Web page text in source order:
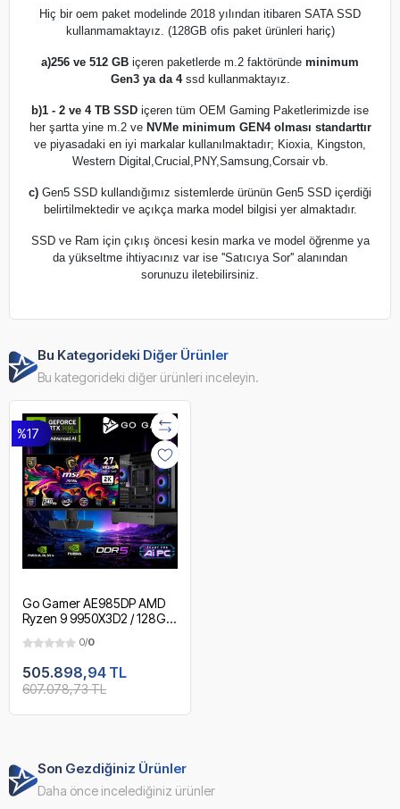
Hiç bir oem paket modelinde 2018 yılından itibaren SATA SSD
kullanmamaktayız. (128GB ofis paket ürünleri hariç)
a)256 ve 512 GB içeren paketlerde m.2 faktöründe minimum
Gen3 ya da 4ssd kullanmaktayız.
b)1 - 2 ve 4 TB SSD içeren tüm OEM Gaming Paketlerimizde ise
her şartta yine m.2 ve NVMe minimum GEN4 olması standarttır
ve piyasadaki en iyi markalar kullanılmaktadır; Kioxia, Kingston,
Western Digital,Crucial,PNY,Samsung,Corsair vb.
c) Gen5 SSD kullandığımız sistemlerde ürünün Gen5 SSD içerdiği
belirtilmektedir ve açıkça marka model bilgisi yer almaktadır.
SSD ve Ram için çıkış öncesi kesin marka ve model öğrenme ya
da yükseltme ihtiyacınız var ise ''Satıcıya Sor'' alanından
sorunuzu iletebilirsiniz.
Bu Kategorideki Diğer Ürünler
Bu kategorideki diğer ürünleri inceleyin.
%17
Go Gamer AE985DP AMD
Ryzen 9 9950X3D2 / 128GB
RTX5090 32GB / 360mm
Sıvı Soğutma / X870 Wi-Fi
6E & BT 5.2 / MSI 27" OLED
2K 240Hz. 0.03MS / OEM
0/0
505.898,94 TL
607.078,73 TL
Son Gezdiğiniz Ürünler
Daha önce incelediğiniz ürünler